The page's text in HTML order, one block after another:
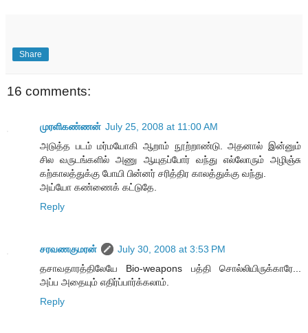
Share
16 comments:
முரளிகண்ணன் July 25, 2008 at 11:00 AM
அடுத்த படம் மர்மயோகி ஆறாம் நூற்றாண்டு. அதனால் இன்னும்
சில வருடங்களில் அணு ஆயுதப்போர் வந்து எல்லோரும் அழிஞ்சு
கற்காலத்துக்கு போயி பின்னர் சரித்திர காலத்துக்கு வந்து.
அய்யோ கண்ணைக் கட்டுதே.
Reply
சரவணகுமரன்
July 30, 2008 at 3:53 PM
தசாவதாரத்திலேயே Bio-weapons பத்தி சொல்லியிருக்காரே...
அப்ப அதையும் எதிர்ப்பார்க்கலாம்.
Reply